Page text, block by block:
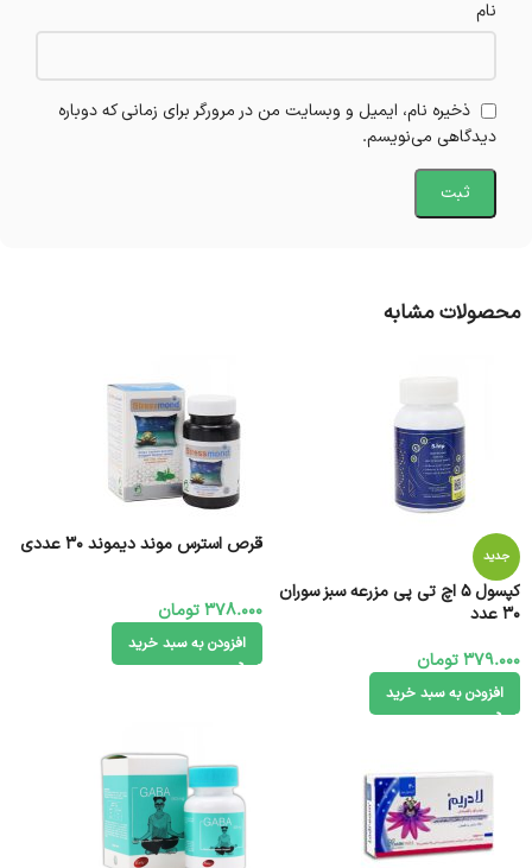
نام
ذخیره نام، ایمیل و وبسایت من در مرورگر برای زمانی که دوباره
دیدگاهی می‌نویسم.
محصولات مشابه
جدید
کپسول 5 اچ تی پی مزرعه سبز سوران
30 عدد
379.000تومان
افزودن به سبد خرید
قرص استرس موند دیموند 30 عددی
378.000تومان
افزودن به سبد خرید